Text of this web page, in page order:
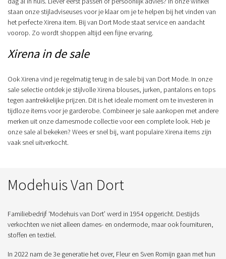
staan onze stijladviseuses voor je klaar om je te helpen bij het vinden van
het perfecte Xirena item. Bij van Dort Mode staat service en aandacht
voorop. Zo wordt shoppen altijd een fijne ervaring.
Xirena in de sale
Ook Xirena vind je regelmatig terug in de sale bij van Dort Mode. In onze
sale selectie ontdek je stijlvolle Xirena blouses, jurken, pantalons en tops
tegen aantrekkelijke prijzen. Dit is het ideale moment om te investeren in
tijdloze items voor je garderobe. Combineer je sale aankopen met andere
merken uit onze damesmode collectie voor een complete look. Heb je
onze sale al bekeken? Wees er snel bij, want populaire Xirena items zijn
vaak snel uitverkocht.
Modehuis Van Dort
Familiebedrijf ‘Modehuis van Dort’ werd in 1954 opgericht. Destijds
verkochten we niet alleen dames- en ondermode, maar ook fournituren,
stoffen en textiel.
In 2022 nam de 3e generatie het over, Fleur en Sven Romijn gaan met hun